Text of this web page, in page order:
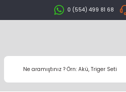
0 (554) 499 81 68